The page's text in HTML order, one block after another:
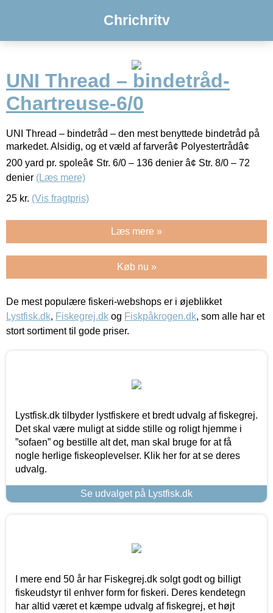
Chrichritv
UNI Thread – bindetråd-
Chartreuse-6/0
UNI Thread – bindetråd – den mest benyttede bindetråd på
markedet. Alsidig, og et væld af farverâ¢ Polyestertrådâ¢
200 yard pr. spoleâ¢ Str. 6/0 – 136 denier â¢ Str. 8/0 – 72
denier (Læs mere)
25 kr. (Vis fragtpris)
Læs mere »
Køb nu »
De mest populære fiskeri-webshops er i øjeblikket
Lystfisk.dk, Fiskegrej.dk og Fiskpåkrogen.dk, som alle har et
stort sortiment til gode priser.
Lystfisk.dk tilbyder lystfiskere et bredt udvalg af fiskegrej.
Det skal være muligt at sidde stille og roligt hjemme i
”sofaen” og bestille alt det, man skal bruge for at få
nogle herlige fiskeoplevelser. Klik her for at se deres
udvalg.
Se udvalget på Lystfisk.dk
I mere end 50 år har Fiskegrej.dk solgt godt og billigt
fiskeudstyr til enhver form for fiskeri. Deres kendetegn
har altid været et kæmpe udvalg af fiskegrej, et højt